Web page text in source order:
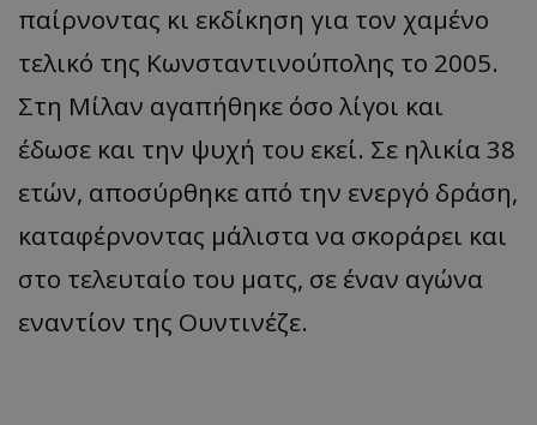
παίρνοντας κι εκδίκηση για τον χαμένο
τελικό της Κωνσταντινούπολης το 2005.
Στη Μίλαν αγαπήθηκε όσο λίγοι και
έδωσε και την ψυχή του εκεί. Σε ηλικία 38
ετών, αποσύρθηκε από την ενεργό δράση,
καταφέρνοντας μάλιστα να σκοράρει και
στο τελευταίο του ματς, σε έναν αγώνα
εναντίον της Ουντινέζε.